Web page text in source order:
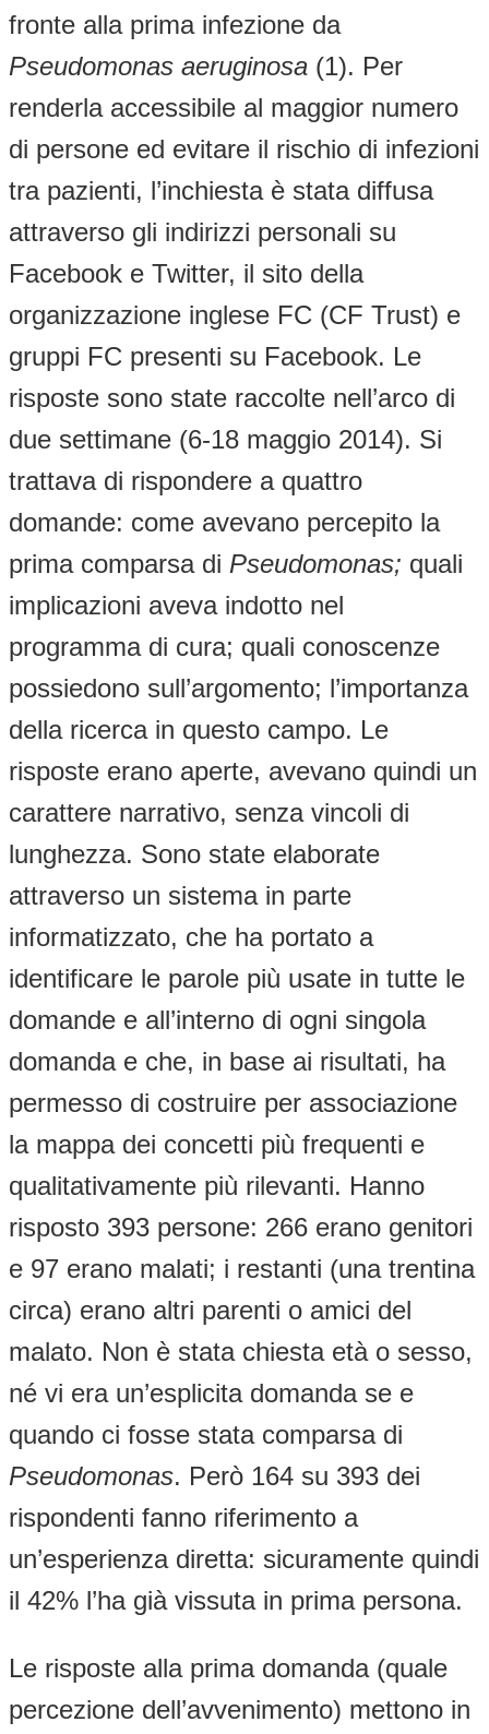
fronte alla prima infezione da
Pseudomonas aeruginosa (1). Per
renderla accessibile al maggior numero
di persone ed evitare il rischio di infezioni
tra pazienti, l’inchiesta è stata diffusa
attraverso gli indirizzi personali su
Facebook e Twitter, il sito della
organizzazione inglese FC (CF Trust) e
gruppi FC presenti su Facebook. Le
risposte sono state raccolte nell’arco di
due settimane (6-18 maggio 2014). Si
trattava di rispondere a quattro
domande: come avevano percepito la
prima comparsa di Pseudomonas; quali
implicazioni aveva indotto nel
programma di cura; quali conoscenze
possiedono sull’argomento; l’importanza
della ricerca in questo campo. Le
risposte erano aperte, avevano quindi un
carattere narrativo, senza vincoli di
lunghezza. Sono state elaborate
attraverso un sistema in parte
informatizzato, che ha portato a
identificare le parole più usate in tutte le
domande e all’interno di ogni singola
domanda e che, in base ai risultati, ha
permesso di costruire per associazione
la mappa dei concetti più frequenti e
qualitativamente più rilevanti. Hanno
risposto 393 persone: 266 erano genitori
e 97 erano malati; i restanti (una trentina
circa) erano altri parenti o amici del
malato. Non è stata chiesta età o sesso,
né vi era un’esplicita domanda se e
quando ci fosse stata comparsa di
Pseudomonas. Però 164 su 393 dei
rispondenti fanno riferimento a
un’esperienza diretta: sicuramente quindi
il 42% l’ha già vissuta in prima persona.
Le risposte alla prima domanda (quale
percezione dell’avvenimento) mettono in